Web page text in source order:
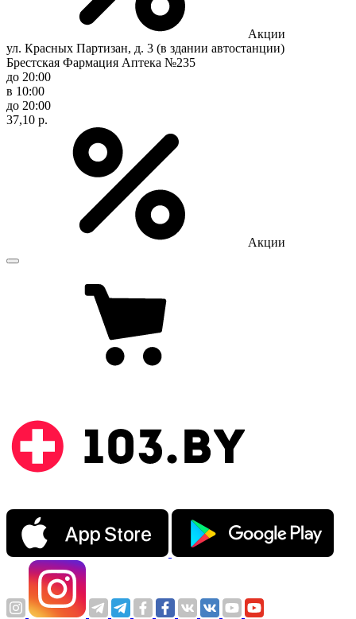
Акции
ул. Красных Партизан, д. 3 (в здании автостанции)
Брестская Фармация Аптека №235
до 20:00
в 10:00
до 20:00
37,10 р.
Акции